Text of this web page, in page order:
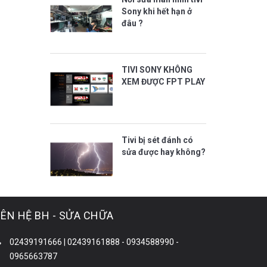
Sony khi hết hạn ở
đâu ?
TIVI SONY KHÔNG
XEM ĐƯỢC FPT PLAY
Tivi bị sét đánh có
sửa được hay không?
HỆ BH - SỬA CHỮA
02439191666 | 02439161888 - 0934588990 -
0965663787